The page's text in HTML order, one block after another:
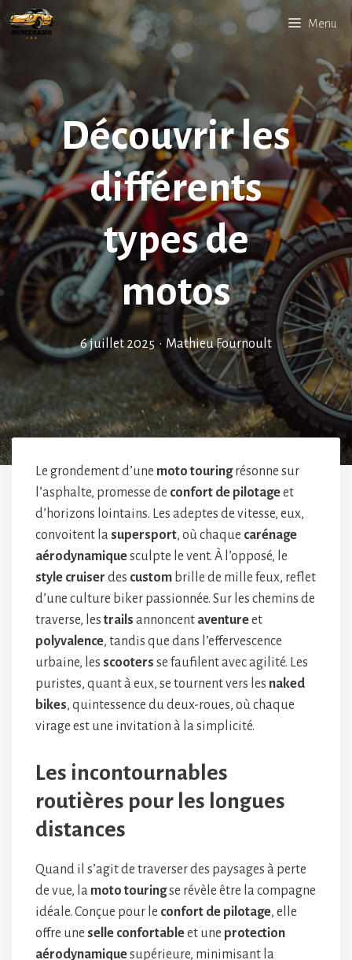
au
contenu
Menu
Découvrir les
différents
types de
motos
6 juillet 2025 • Mathieu Fournoult
Le grondement d’une moto touringrésonne sur
l’asphalte, promesse de confort de pilotageet
d’horizons lointains. Les adeptes de vitesse, eux,
convoitent lasupersport, où chaque carénage
aérodynamiquesculpte le vent. À l’opposé, le
style cruiser des custom brille de mille feux, reflet
d’une culture biker passionnée. Sur les chemins de
traverse, les trails annoncent aventureet
polyvalence, tandis que dans l’effervescence
urbaine, les scooters se faufilent avec agilité. Les
puristes, quant à eux, se tournent vers les naked
bikes, quintessence du deux-roues, où chaque
virage est une invitation à la simplicité.
Les incontournables
routières pour les longues
distances
Quand il s’agit de traverser des paysages à perte
de vue, la moto touringse révèle être la compagne
idéale. Conçue pour le confort de pilotage, elle
offre une selle confortableet une protection
aérodynamiquesupérieure, minimisant la